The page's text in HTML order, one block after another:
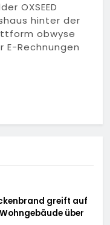
OXSEED
hinter der
obwyse
Rechnungen
greift auf
über